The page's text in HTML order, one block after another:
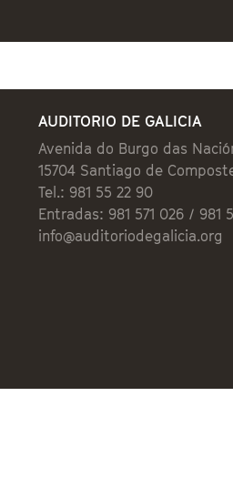
AUDITORIO DE GALICIA
Avenida do Burgo das
15704 Santiago de
Tel.: 981 55 22 90
Entradas: 981 571 026 / 981
info@auditoriodegalicia.org